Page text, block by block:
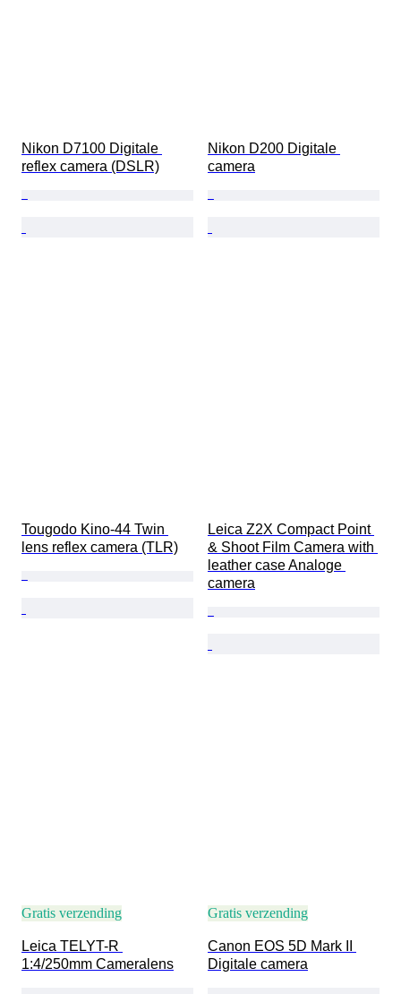
Nikon D7100 Digitale
reflex camera (DSLR)
Nikon D200 Digitale
camera
Tougodo Kino-44 Twin
lens reflex camera (TLR)
Leica Z2X Compact Point
& Shoot Film Camera with
leather case Analoge
camera
Gratis verzending
Leica TELYT-R
1:4/250mm Cameralens
Gratis verzending
Canon EOS 5D Mark II
Digitale camera